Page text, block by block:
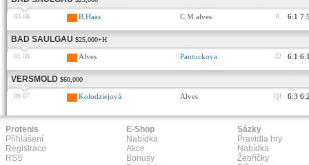
03.08. B.Haas C.M.alves 8 6:1
BAD SAULGAU $25,000+H
01.08. Alves Pantuckova 32 6:1
VERSMOLD $60,000
09.07. Kolodziejová Alves Q1 6:3
Protenis
Přihlášení
Registrace
RSS
E-Shop
Nabídka
Akce
Bonusy
Sázky
Pravidla hry
Nabídka
Žebříčky